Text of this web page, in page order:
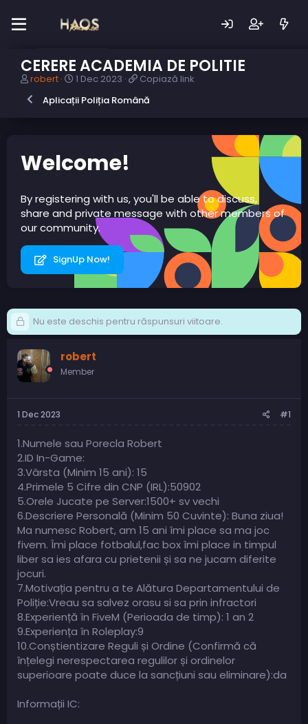
CERERE ACADEMIA DE POLITIE
A
t
u
b
c
t
robert
D
t
a
1 Dec 2023
C
p
k
Copiază link
Aplicații Poliția Română
Welcome!
By registering with us, you'll be able to discuss,
share and private message with other members of
our community.
SignUp Now!
Nu este deschis pentru răspunsuri viitoare.
robert
Member
1 Dec 2023 #1
1.Numele sau Porecla Robert
2.ID In-Game:
3.Vârsta (Minim 15 ani): 15
4.Primele 5 Cifre din CNP (IRL):50902
5.Orele Jucate pe Server:1500+ sv vechi
6.Descriere Personală (Minim 50 Cuvinte): Buna ziua!
Ma numesc Robert, am 15 ani îmi place sa ma joc
fivem. Îmi place fotbalul,fac box îmi place in timpul
liber sa ies afara cu prietenii și sa ne jucam diferite
jocuri.
7.Motivația pentru a te Alătura Departamentului de
Poliție:Vreau sa salvez orasu si sa prin infractori
8.Experiență în FiveM (Perioada de timp): 1 an 2
9.Experiența în Roleplay:9
10.Conștientizare Reguli și Ordine (Confirmă că
înțelegi nerespectarea regulilor și ordinelor
superioare poate duce la sancțiuni sau eliminare):da
Informații IC: